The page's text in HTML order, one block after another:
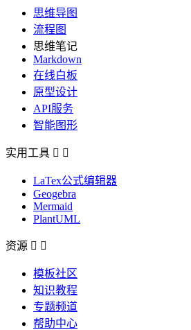
思维导图
流程图
思维笔记
Markdown
在线白板
原型设计
API服务
智能图形
实用工具  
LaTex公式编辑器
Geogebra
Mermaid
PlantUML
资源  
模板社区
知识教程
专题频道
帮助中心